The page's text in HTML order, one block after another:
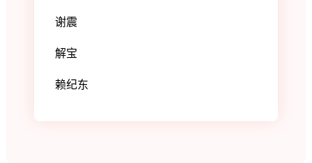
谢震
解宝
赖纪东